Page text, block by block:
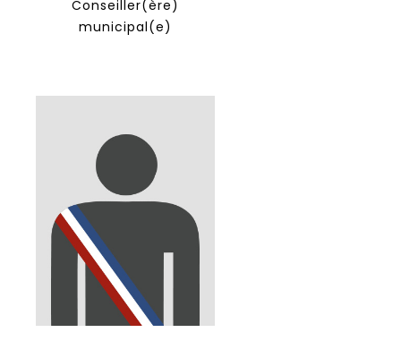
Conseiller(ère)
municipal(e)